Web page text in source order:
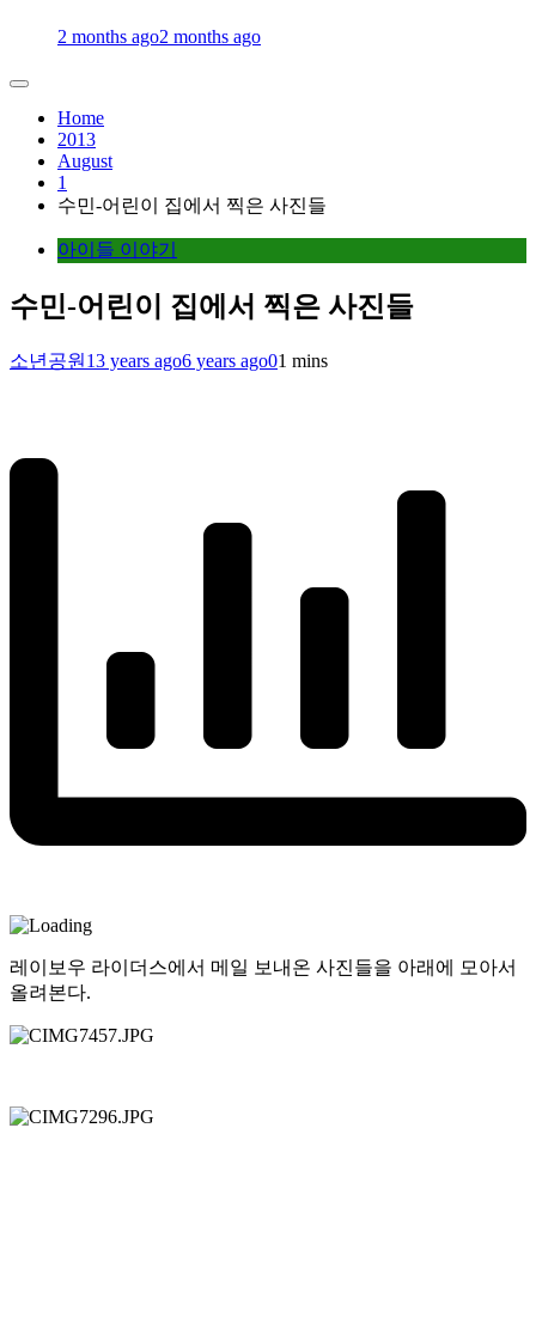
2 months ago2 months ago
Home
2013
August
1
수민-어린이 집에서 찍은 사진들
아이들 이야기
수민-어린이 집에서 찍은 사진들
소년공원 13 years ago6 years ago01 mins
레이보우 라이더스에서 메일 보내온 사진들을 아래에 모아서
올려본다.